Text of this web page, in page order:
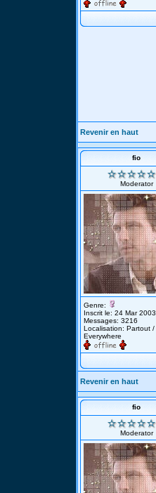
Revenir en haut
fio
Moderator
Genre:
Inscrit le: 24 Mar 2003
Messages: 3216
Localisation: Partout /
Everywhere
Revenir en haut
fio
Moderator